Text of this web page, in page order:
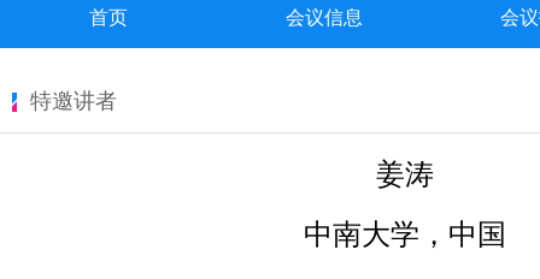
首页 会议信息 会
特邀讲者
姜涛
中南大学，中国